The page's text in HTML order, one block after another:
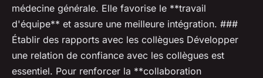
médecine générale. Elle favorise le **travail
d'équipe** et assure une meilleure intégration. ###
Établir des rapports avec les collègues Développer
une relation de confiance avec les collègues est
essentiel. Pour renforcer la **collaboration